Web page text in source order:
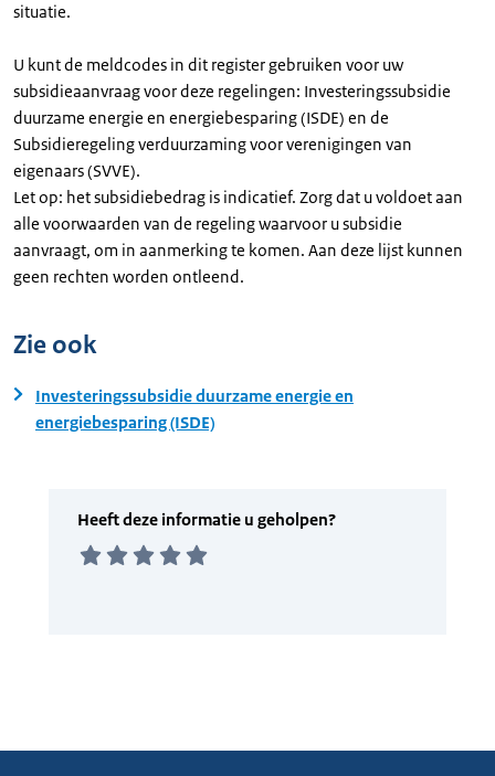
situatie.
U kunt de meldcodes in dit register gebruiken voor uw
subsidieaanvraag voor deze regelingen: Investeringssubsidie
duurzame energie en energiebesparing (ISDE) en de
Subsidieregeling verduurzaming voor verenigingen van
eigenaars (SVVE).
Let op: het subsidiebedrag is indicatief. Zorg dat u voldoet aan
alle voorwaarden van de regeling waarvoor u subsidie
aanvraagt, om in aanmerking te komen. Aan deze lijst kunnen
geen rechten worden ontleend.
Zie ook
Investeringssubsidie duurzame energie en
energiebesparing (ISDE)